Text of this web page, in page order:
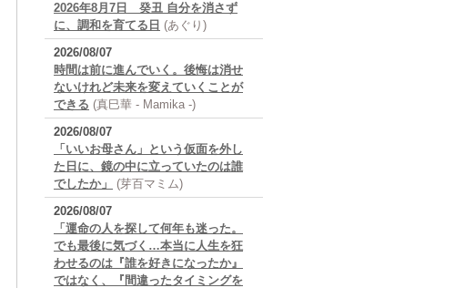
2026年8月7日 癸丑 自分を消さず
に、調和を育てる日 (あぐり)
2026/08/07
時間は前に進んでいく。後悔は消せ
ないけれど未来を変えていくことが
できる (真巳華 - Mamika -)
2026/08/07
「いいお母さん」という仮面を外し
た日に、鏡の中に立っていたのは誰
でしたか」
(芽百マミム)
2026/08/07
「運命の人を探して何年も迷った。
でも最後に気づく…本当に人生を狂
わせるのは『誰を好きになったか』
ではなく、『間違ったタイミングを